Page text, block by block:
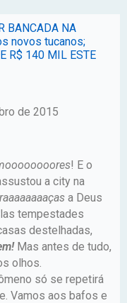
BANCADA NA
novos tucanos;
R$ 140 MIL ESTE
de 2015
! E o
a city na
a Deus
tempestades
destelhadas,
Mas antes de tudo,
olhos.
só se repetirá
Vamos aos bafos e